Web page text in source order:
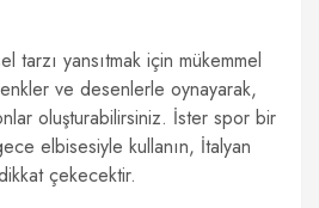
tarzı yansıtmak için mükemmel
ve desenlerle oynayarak,
oluşturabilirsiniz. İster spor bir
elbisesiyle kullanın, İtalyan
çekecektir.